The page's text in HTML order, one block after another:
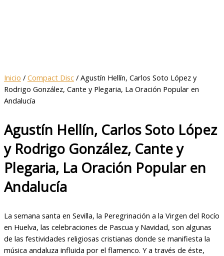
Inicio / Compact Disc / Agustín Hellín, Carlos Soto López y
Rodrigo González, Cante y Plegaria, La Oración Popular en
Andalucía
Agustín Hellín, Carlos Soto López
y Rodrigo González, Cante y
Plegaria, La Oración Popular en
Andalucía
La semana santa en Sevilla, la Peregrinación a la Virgen del Rocío
en Huelva, las celebraciones de Pascua y Navidad, son algunas
de las festividades religiosas cristianas donde se manifiesta la
música andaluza influida por el flamenco. Y a través de éste,